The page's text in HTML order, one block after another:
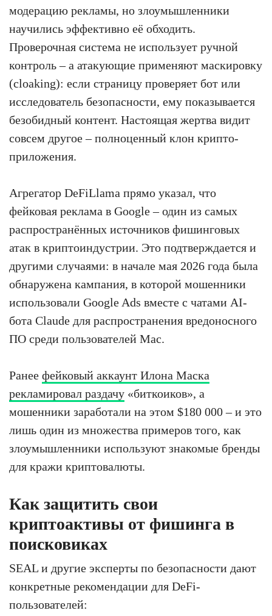
модерацию рекламы, но злоумышленники
научились эффективно её обходить.
Проверочная система не использует ручной
контроль – а атакующие применяют маскировку
(cloaking): если страницу проверяет бот или
исследователь безопасности, ему показывается
безобидный контент. Настоящая жертва видит
совсем другое – полноценный клон крипто-
приложения.
Агрегатор DeFiLlama прямо указал, что
фейковая реклама в Google – один из самых
распространённых источников фишинговых
атак в криптоиндустрии. Это подтверждается и
другими случаями: в начале мая 2026 года была
обнаружена кампания, в которой мошенники
использовали Google Ads вместе с чатами AI-
бота Claude для распространения вредоносного
ПО среди пользователей Mac.
Ранее фейковый аккаунт Илона Маска
рекламировал раздачу «биткоиков», а
мошенники заработали на этом $180 000 – и это
лишь один из множества примеров того, как
злоумышленники используют знакомые бренды
для кражи криптовалюты.
Как защитить свои
криптоактивы от фишинга в
поисковиках
SEAL и другие эксперты по безопасности дают
конкретные рекомендации для DeFi-
пользователей: